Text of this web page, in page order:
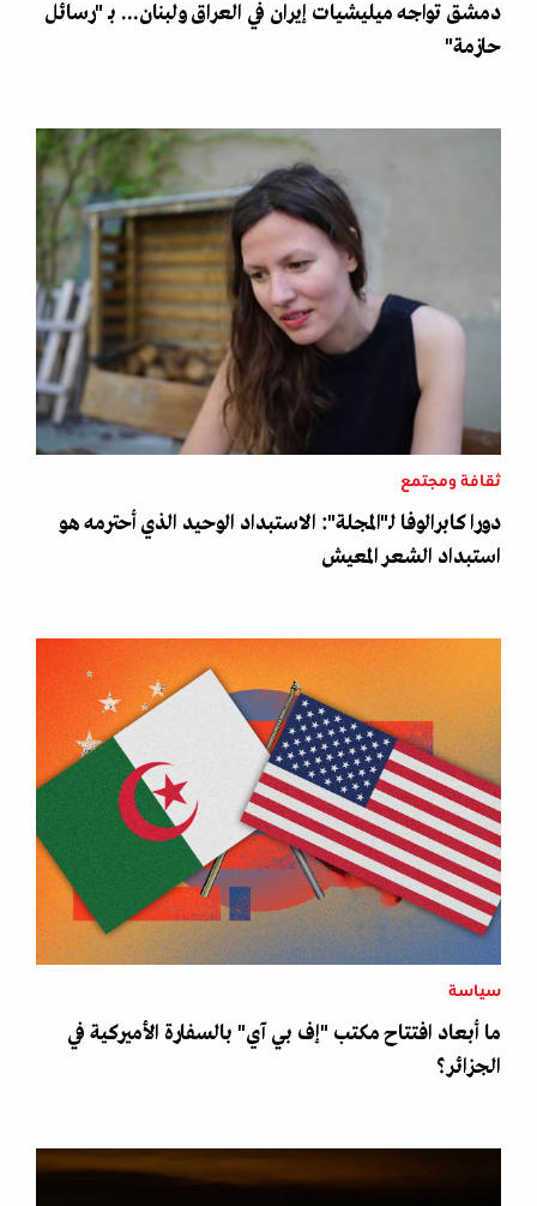
دمشق تواجه ميليشيات إيران في العراق ولبنان... بـ "رسائل
حازمة"
ثقافة ومجتمع
دورا كابرالوفا لـ"المجلة": الاستبداد الوحيد الذي أحترمه هو
استبداد الشعر المعيش
سياسة
ما أبعاد افتتاح مكتب "إف بي آي" بالسفارة الأميركية في
الجزائر؟